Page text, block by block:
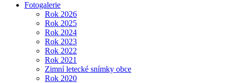
Fotogalerie
Rok 2026
Rok 2025
Rok 2024
Rok 2023
Rok 2022
Rok 2021
Zimní letecké snímky obce
Rok 2020